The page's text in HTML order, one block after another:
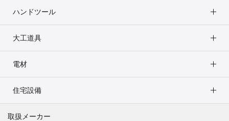
ハンドツール
大工道具
電材
住宅設備
取扱メーカー